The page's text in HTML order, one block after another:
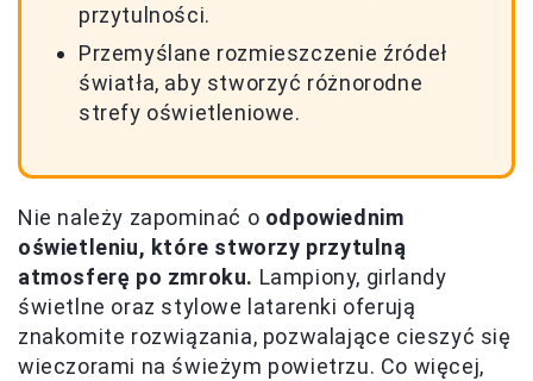
przytulności.
Przemyślane rozmieszczenie źródeł
światła, aby stworzyć różnorodne
strefy oświetleniowe.
Nie należy zapominać o odpowiednim
oświetleniu, które stworzy przytulną
atmosferę po zmroku. Lampiony, girlandy
świetlne oraz stylowe latarenki oferują
znakomite rozwiązania, pozwalające cieszyć się
wieczorami na świeżym powietrzu. Co więcej,